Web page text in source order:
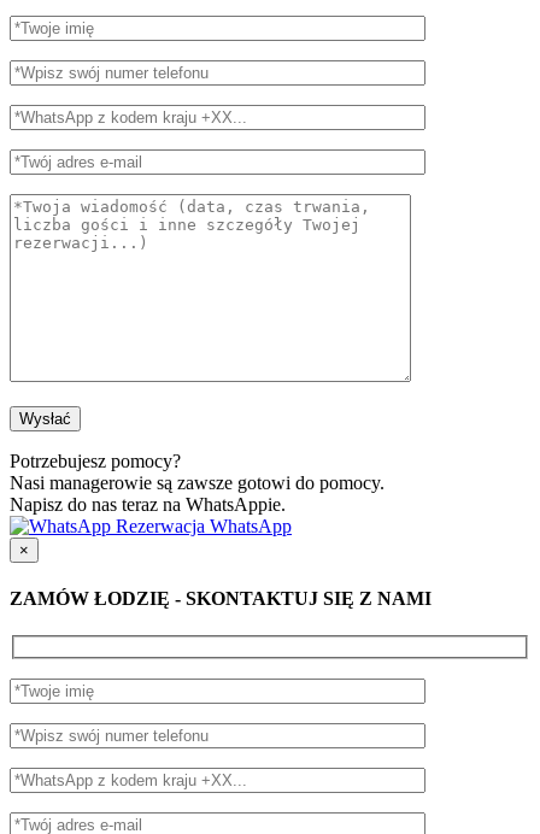
Potrzebujesz pomocy?
Nasi managerowie są zawsze gotowi do pomocy.
Napisz do nas teraz na WhatsAppie.
Rezerwacja WhatsApp
×
ZAMÓW ŁODZIĘ - SKONTAKTUJ SIĘ Z NAMI